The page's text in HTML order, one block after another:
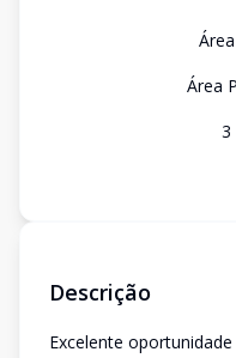
Área
3
Descrição
Excelente